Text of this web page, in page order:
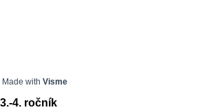
Made with Visme
3.-4. ročník